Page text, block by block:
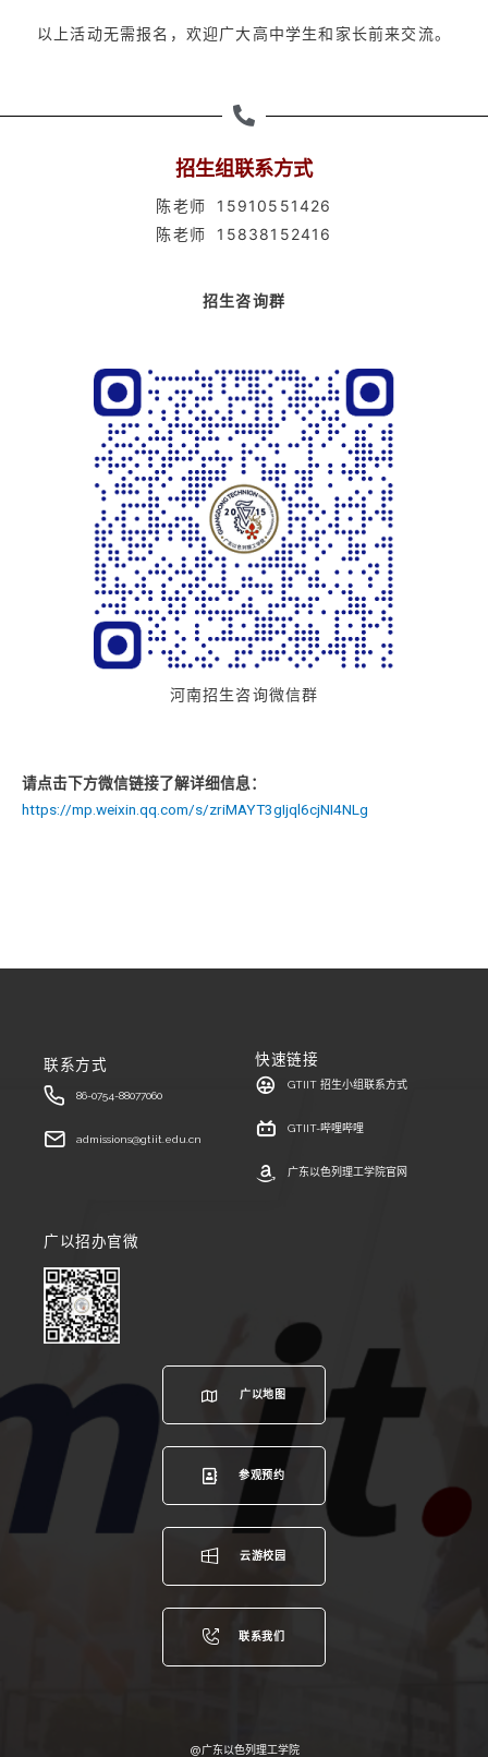
以上活动无需报名，欢迎广大高中学生和家长前来交流。
招生组联系方式
陈老师 15910551426
陈老师 15838152416
招生咨询群
河南招生咨询微信群
请点击下方微信链接了解详细信息：
https://mp.weixin.qq.com/s/zriMAYT3gIjql6cjNI4NLg
联系方式
86-0754-88077060
admissions@gtiit.edu.cn
快速链接
GTIIT 招生小组联系方式
GTIIT-哔哩哔哩
广东以色列理工学院官网
广以招办官微
广以地图
参观预约
云游校园
联系我们
@广东以色列理工学院